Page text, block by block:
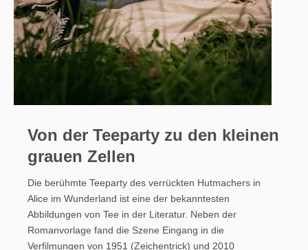
Von der Teeparty zu den kleinen
grauen Zellen
Die berühmte Teeparty des verrückten Hutmachers in
Alice im Wunderland ist eine der bekanntesten
Abbildungen von Tee in der Literatur. Neben der
Romanvorlage fand die Szene Eingang in die
Verfilmungen von 1951 (Zeichentrick) und 2010